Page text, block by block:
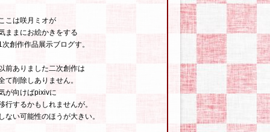
こは咲月ミオが
ままにお絵かきをする
次創作作品展示ブログす。
前ありました二次創作は
て削除しありません。
が向けばpixivに
行するかもしれませんが。
ない可能性のほうが大きい。